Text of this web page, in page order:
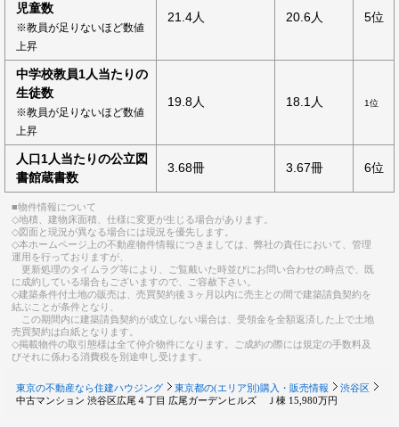
児童数
※教員が足りないほど数値
上昇
21.4人 20.6人 5位
中学校教員1人当たりの
生徒数
※教員が足りないほど数値
上昇
19.8人 18.1人 1位
人口1人当たりの公立図
書館蔵書数
3.68冊 3.67冊 6位
■物件情報について
◇地積、建物床面積、仕様に変更が生じる場合があります。
◇図面と現況が異なる場合には現況を優先します。
◇本ホームページ上の不動産物件情報につきましては、弊社の責任において、管理
運用を行っておりますが、
更新処理のタイムラグ等により、ご覧戴いた時並びにお問い合わせの時点で、既
に成約している場合もございますので、ご容赦下さい。
◇建築条件付土地の販売は、売買契約後３ヶ月以内に売主との間で建築請負契約を
結ぶことが条件となり、
この期間内に建築請負契約が成立しない場合は、受領金を全額返済した上で土地
売買契約は白紙となります。
◇掲載物件の取引態様は全て仲介物件になります。ご成約の際には規定の手数料及
びそれに係わる消費税を別途申し受けます。
東京の不動産なら住建ハウジング 東京都の(エリア別)購入・販売情報
渋谷区
中古マンション 渋谷区広尾４丁目 広尾ガーデンヒルズ Ｊ棟 15,980万円